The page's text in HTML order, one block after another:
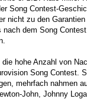
Song Contest-
nicht zu den
dem Song
hohe Anzahl von
Song Contest.
mehrfach nahmen
John, Johnny